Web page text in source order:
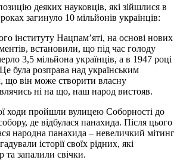
деяких науковців, які зійшлися в
загинуло 10 мільйонів українців:
інституту Нацпам’яті, на основі нових
встановили, що під час голоду
3,5 мільйона українців, а в 1947 році
була розправа над українським
що він може створити власну
ні на що, наш народ вистояв.
ходи пройшли вулицею Соборності до
де відбулася панахида. Після цього
народна панахида – невеличкий мітинг
історії своїх рідних, які
запалили свічки.